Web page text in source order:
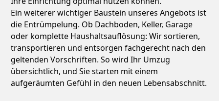
Ein weiterer wichtiger Baustein unseres Angebots ist
die Entrümpelung. Ob Dachboden, Keller, Garage
oder komplette Haushaltsauflösung: Wir sortieren,
transportieren und entsorgen fachgerecht nach den
geltenden Vorschriften. So wird Ihr Umzug
übersichtlich, und Sie starten mit einem
aufgeräumten Gefühl in den neuen Lebensabschnitt.